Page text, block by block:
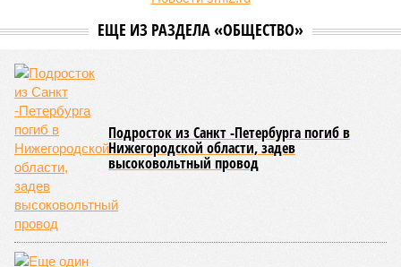
решений, в апреле 2026 года цена за килограмм бескостной
сравнения: в соседней Нижегородской области цена чуть
ниже – около 1458 рублей, а в Костроме – 1370 рублей. В
Марий Эл цена совпадает – 1664 рубля за килограмм.
Если рассматривать более дорогие виды мяса, то
баранина – не для каждого. Помните, что её цена
значительно выше: в регионе она достигает около 4597
рублей за килограмм (не включая бескостное мясо). Это
почти втрое дороже свинины и делает баранину одним из
самых дорогих вариантов для шашлыка в Приволжском
федеральном округе.